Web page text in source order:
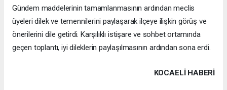
Gündem maddelerinin tamamlanmasının ardından meclis
üyeleri dilek ve temennilerini paylaşarak ilçeye ilişkin görüş ve
önerilerini dile getirdi. Karşılıklı istişare ve sohbet ortamında
geçen toplantı, iyi dileklerin paylaşılmasının ardından sona erdi.
KOCAELI HABERİ